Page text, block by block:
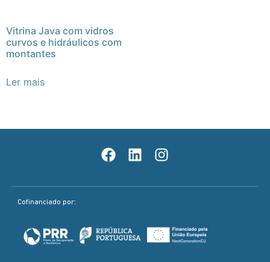
Vitrina Java com vidros
curvos e hidráulicos com
montantes
Ler mais
Cofinanciado por: